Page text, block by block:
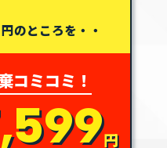
円のところを・・
コミコミ！
円